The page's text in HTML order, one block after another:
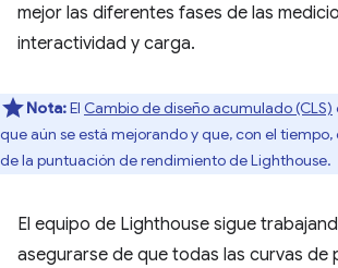
mejor las diferentes fases de las
interactividad y carga.
Nota:El Cambio de diseño acumulado (CLS)
que aún se está mejorando y que, con el
de la puntuación de rendimiento de Lighthouse.
El equipo de Lighthouse sigue
asegurarse de que todas las curvas de